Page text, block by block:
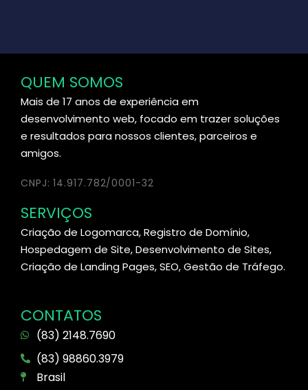
QUEM SOMOS
Mais de 17 anos de experiência em
desenvolvimento web, focado em trazer soluções
e resultados para nossos clientes, parceiros e
amigos.
CNPJ: 14.917.782/0001-32
SERVIÇOS
Criação de Logomarca, Registro de Domínio,
Hospedagem de Site, Desenvolvimento de Sites,
Criação de Landing Pages, SEO, Gestão de Tráfego.
CONTATOS
(83) 2148.7690
(83) 98860.3979
Brasil